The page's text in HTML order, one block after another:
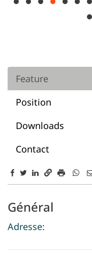
Feature
Position
Downloads
Contact
Feature
Général
Adresse: